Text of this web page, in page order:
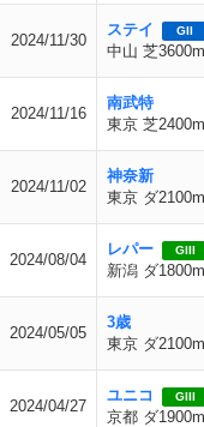
2024/11/30
ステイ GII
中山 芝
2024/11/16
南武特
東京 芝
2024/11/02
神奈新
東京 ダ
2024/08/04
レパー GIII
新潟 ダ
2024/05/05
3歳
東京 ダ
2024/04/27
ユニコ GIII
京都 ダ